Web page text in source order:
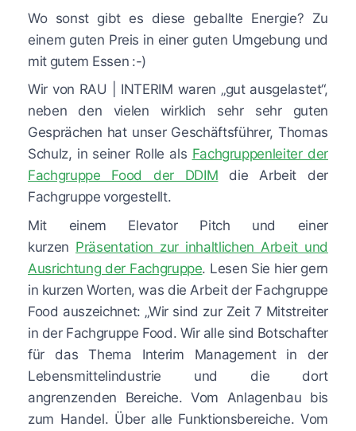
Wo sonst gibt es diese geballte Energie? Zu
einem guten Preis in einer guten Umgebung und
mit gutem Essen :-)
Wir von RAU | INTERIM waren „gut ausgelastet“,
neben den vielen wirklich sehr sehr guten
Gesprächen hat unser Geschäftsführer, Thomas
Schulz, in seiner Rolle als Fachgruppenleiter der
Fachgruppe Food der DDIM die Arbeit der
Fachgruppe vorgestellt.
Mit einem Elevator Pitch und einer
kurzen Präsentation zur inhaltlichen Arbeit und
Ausrichtung der Fachgruppe. Lesen Sie hier gern
in kurzen Worten, was die Arbeit der Fachgruppe
Food auszeichnet: „Wir sind zur Zeit 7 Mitstreiter
in der Fachgruppe Food. Wir alle sind Botschafter
für das Thema Interim Management in der
Lebensmittelindustrie und die dort
angrenzenden Bereiche. Vom Anlagenbau bis
zum Handel. Über alle Funktionsbereiche. Vom